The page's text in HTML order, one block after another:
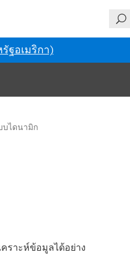
ฐอเมริกา)
บไดนามิก
ราะห์ข้อมูลได้อย่าง